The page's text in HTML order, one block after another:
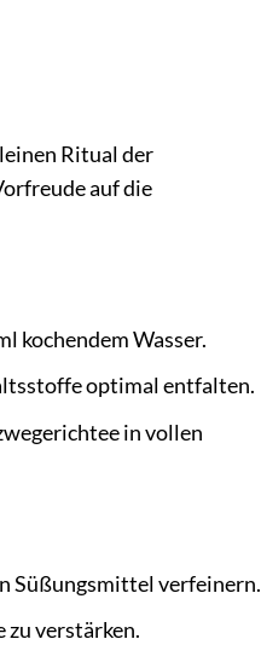
Ritual der
auf die
kochendem Wasser.
optimal entfalten.
in vollen
Süßungsmittel verfeinern.
zu verstärken.